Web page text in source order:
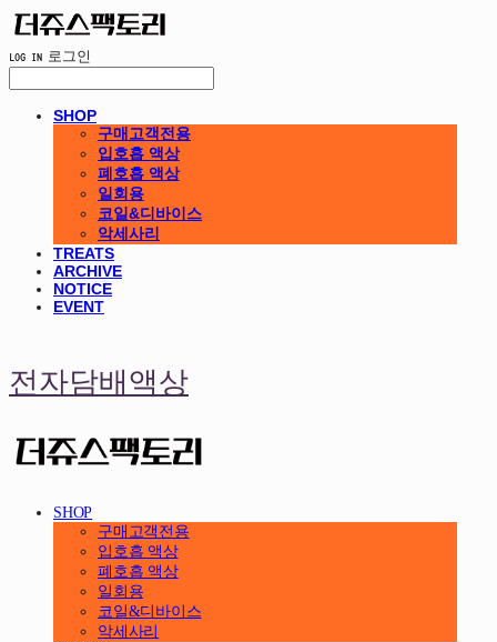
LOG IN 로그인
SHOP
구매고객전용
입호흡 액상
폐호흡 액상
일회용
코일&디바이스
악세사리
TREATS
ARCHIVE
NOTICE
EVENT
전자담배액상
SHOP
구매고객전용
입호흡 액상
폐호흡 액상
일회용
코일&디바이스
악세사리